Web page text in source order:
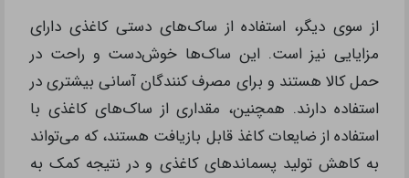
از سوی دیگر، استفاده از ساک‌های دستی کاغذی دارای
مزایایی نیز است. این ساک‌ها خوش‌دست و راحت در
حمل کالا هستند و برای مصرف کنندگان آسانی بیشتری در
استفاده دارند. همچنین، مقداری از ساک‌های کاغذی با
استفاده از ضایعات کاغذ قابل بازیافت هستند، که می‌تواند
به کاهش تولید پسماندهای کاغذی و در نتیجه کمک به